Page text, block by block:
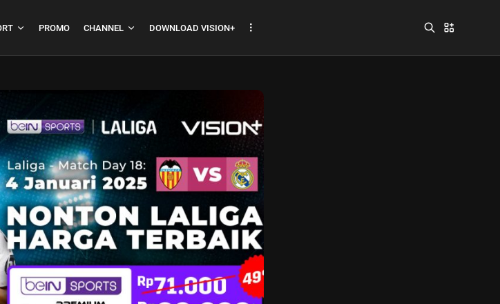
PROMO CHANNEL DOWNLOAD VISION+
1 Hungarian
Prix...
23, 2026 4 Min
Jadwal ASEAN Hyundai
Cup 2026...